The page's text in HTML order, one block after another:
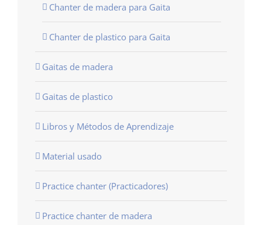
Chanter de madera para Gaita
Chanter de plastico para Gaita
Gaitas de madera
Gaitas de plastico
Libros y Métodos de Aprendizaje
Material usado
Practice chanter (Practicadores)
Practice chanter de madera